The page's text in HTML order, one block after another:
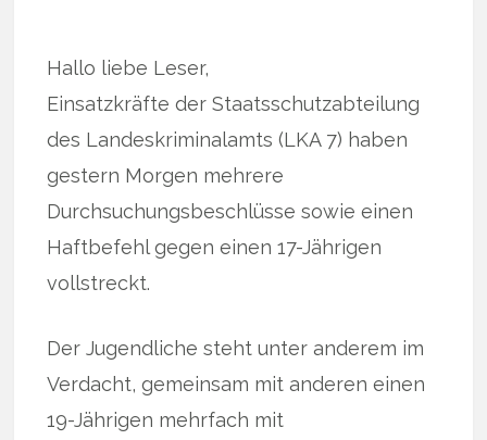
Hallo liebe Leser,
Einsatzkräfte der Staatsschutzabteilung
des Landeskriminalamts (LKA 7) haben
gestern Morgen mehrere
Durchsuchungsbeschlüsse sowie einen
Haftbefehl gegen einen 17-Jährigen
vollstreckt.
Der Jugendliche steht unter anderem im
Verdacht, gemeinsam mit anderen einen
19-Jährigen mehrfach mit